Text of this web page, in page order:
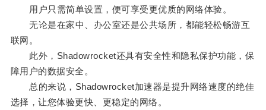
用户只需简单设置，便可享受更优质的网络体验。
无论是在家中、办公室还是公共场所，都能轻松畅游互
联网。
此外，Shadowrocket还具有安全性和隐私保护功能，保
障用户的数据安全。
总的来说，Shadowrocket加速器是提升网络速度的绝佳
选择，让您体验更快、更稳定的网络。